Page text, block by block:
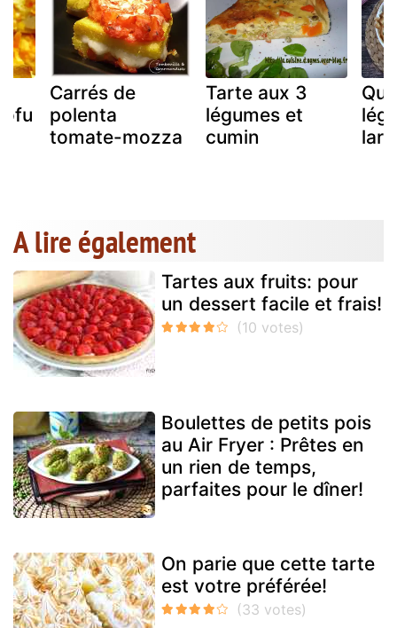
Carrés de
polenta
tomate-mozza
Tarte aux 3
légumes et
cumin
A lire également
Tartes aux fruits: pour
un dessert facile et frais!
Boulettes de petits pois
au Air Fryer : Prêtes en
un rien de temps,
parfaites pour le dîner!
On parie que cette tarte
est votre préférée!